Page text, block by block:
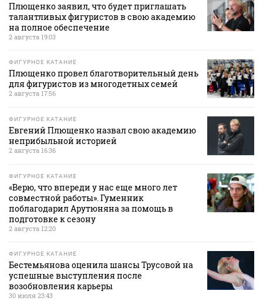
Плющенко заявил, что будет приглашать
талантливых фигуристов в свою академию
на полное обеспечение
2 августа 19:03
ФИГУРНОЕ КАТАНИЕ
Плющенко провел благотворительный день
для фигуристов из многодетных семей
2 августа 17:56
ФИГУРНОЕ КАТАНИЕ
Евгений Плющенко назвал свою академию
неприбыльной историей
2 августа 16:36
ФИГУРНОЕ КАТАНИЕ
«Верю, что впереди у нас еще много лет
совместной работы». Гуменник
поблагодарил Арутюняна за помощь в
подготовке к сезону
2 августа 12:20
ФИГУРНОЕ КАТАНИЕ
Бестемьянова оценила шансы Трусовой на
успешные выступления после
возобновления карьеры
30 июля 23:43